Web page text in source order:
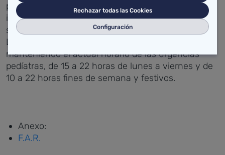
pediátricas, señalando que la falta de pediatras
impide ampliar el horario asistencial y que seguirán
siendo atendidas por pediatras de Valdecilla. María
Luisa Real ha avanzado que se seguirá
manteniendo el actual horario de las urgencias
pedíatras, de 15 a 22 horas de lunes a viernes y de
10 a 22 horas fines de semana y festivos.
Anexo:
F.A.R.
Rechazar todas las Cookies
Configuración